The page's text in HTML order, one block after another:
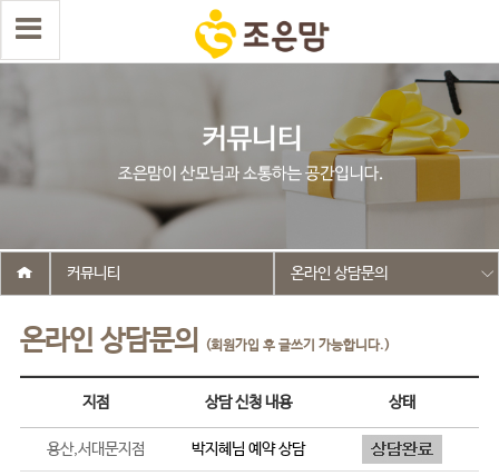
온라인 상담문의 (회원가입 후 글쓰기 가능합니다.)
커뮤니티 온라인 상담문의
지점 상담 신청 내용 상태
용산,서대문지점 박지혜 님 예약 상담